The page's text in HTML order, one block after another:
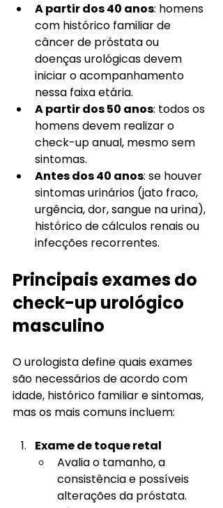
A partir dos 40 anos: homens
com histórico familiar de
câncer de próstata ou
doenças urológicas devem
iniciar o acompanhamento
nessa faixa etária.
A partir dos 50 anos: todos os
homens devem realizar o
check-up anual, mesmo sem
sintomas.
Antes dos 40 anos: se houver
sintomas urinários (jato fraco,
urgência, dor, sangue na urina),
histórico de cálculos renais ou
infecções recorrentes.
Principais exames do
check-up urológico
masculino
O urologista define quais exames
são necessários de acordo com
idade, histórico familiar e sintomas,
mas os mais comuns incluem:
Exame de toque retal
Avalia o tamanho, a
consistência e possíveis
alterações da próstata.